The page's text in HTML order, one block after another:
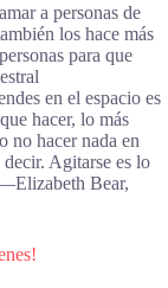
a personas de
los hace más
para que
en el espacio es
hacer, lo más
no hacer nada en
Agitarse es lo
Bear,